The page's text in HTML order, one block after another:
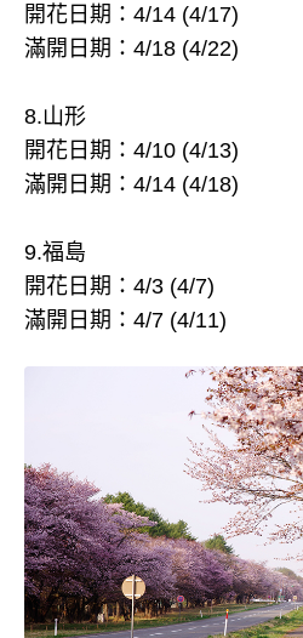
開花日期：4/14 (4/17)
滿開日期：4/18 (4/22)
8.山形
開花日期：4/10 (4/13)
滿開日期：4/14 (4/18)
9.福島
開花日期：4/3 (4/7)
滿開日期：4/7 (4/11)